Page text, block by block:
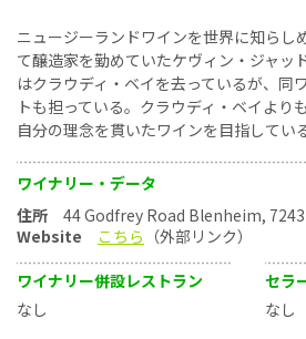
ニュージーランドワインを世界に知らし
て醸造家を勤めていたケヴィン・ジャッ
はクラウディ・ベイを去っているが、同
トも担っている。クラウディ・ベイより
自分の理念を貫いたワインを目指している
ワイナリー・データ
住所 44 Godfrey Road Blenheim, 7243
Website
こちら （外部リンク）
ワイナリー併設レストラン
なし
セラ
なし